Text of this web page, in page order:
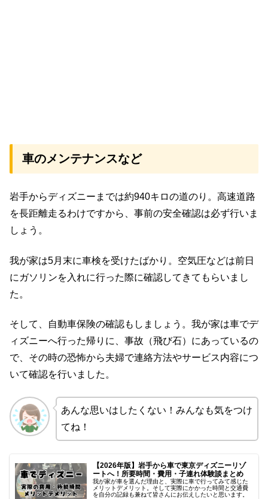
車のメンテナンスなど
岩手からディズニーまでは約940キロの道のり。高速道路
を長距離走るわけですから、事前の安全確認は必ず行いま
しょう。
我が家は5月末に車検を受けたばかり。空気圧などは前日
にガソリンを入れに行った際に確認してきてもらいまし
た。
そして、自動車保険の確認もしましょう。我が家は車でデ
ィズニーへ行った帰りに、事故（飛び石）にあっているの
で、その時の恐怖から夫婦で連絡方法やサービス内容につ
いて確認を行いました。
あんな思いはしたくない！みんなも気をつけ
てね！
【2026年版】岩手から車で東京ディズニーリゾ
ートへ！所要時間・費用・子連れ体験談まとめ
我が家が車を選んだ理由と、実際に車で行ってみて感じた
メリットデメリット。そして実際にかかった時間と交通費
を自分の記録も兼ねて皆さんにお伝えしたいと思います。